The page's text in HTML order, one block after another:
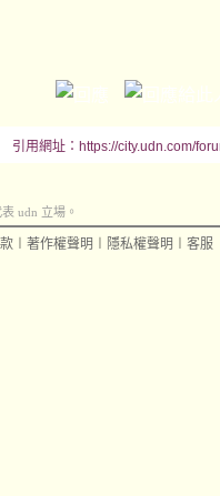
引用網址：https://city.udn.com/
udn 立場。
著作權聲明 隱私權聲明 客服